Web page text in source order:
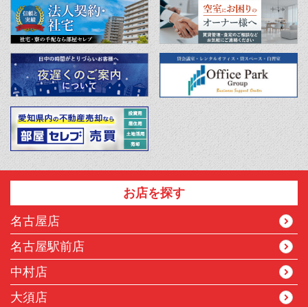
お店を探す
名古屋店
名古屋駅前店
中村店
大須店